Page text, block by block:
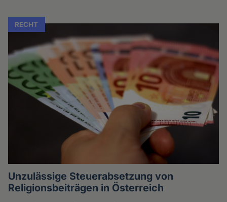
RECHT
Unzulässige Steuerabsetzung von
Religionsbeiträgen in Österreich